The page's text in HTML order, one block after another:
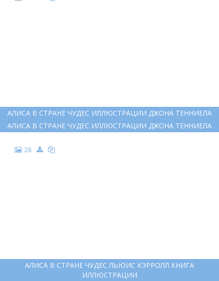
АЛИСА В СТРАНЕ ЧУДЕС ИЛЛЮСТРАЦИИ ДЖОНА ТЕННИЕЛА
АЛИСА В СТРАНЕ ЧУДЕС ИЛЛЮСТРАЦИИ ДЖОНА ТЕННИЕЛА
26
АЛИСА В СТРАНЕ ЧУДЕС ЛЬЮИС КЭРРОЛЛ КНИГА
ИЛЛЮСТРАЦИИ